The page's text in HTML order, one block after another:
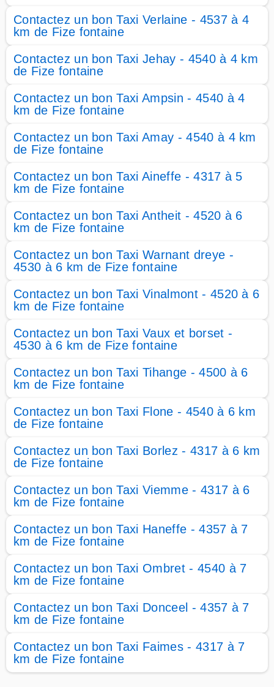
Contactez un bon Taxi Verlaine - 4537 à 4
km de Fize fontaine
Contactez un bon Taxi Jehay - 4540 à 4 km
de Fize fontaine
Contactez un bon Taxi Ampsin - 4540 à 4
km de Fize fontaine
Contactez un bon Taxi Amay - 4540 à 4 km
de Fize fontaine
Contactez un bon Taxi Aineffe - 4317 à 5
km de Fize fontaine
Contactez un bon Taxi Antheit - 4520 à 6
km de Fize fontaine
Contactez un bon Taxi Warnant dreye -
4530 à 6 km de Fize fontaine
Contactez un bon Taxi Vinalmont - 4520 à 6
km de Fize fontaine
Contactez un bon Taxi Vaux et borset -
4530 à 6 km de Fize fontaine
Contactez un bon Taxi Tihange - 4500 à 6
km de Fize fontaine
Contactez un bon Taxi Flone - 4540 à 6 km
de Fize fontaine
Contactez un bon Taxi Borlez - 4317 à 6 km
de Fize fontaine
Contactez un bon Taxi Viemme - 4317 à 6
km de Fize fontaine
Contactez un bon Taxi Haneffe - 4357 à 7
km de Fize fontaine
Contactez un bon Taxi Ombret - 4540 à 7
km de Fize fontaine
Contactez un bon Taxi Donceel - 4357 à 7
km de Fize fontaine
Contactez un bon Taxi Faimes - 4317 à 7
km de Fize fontaine